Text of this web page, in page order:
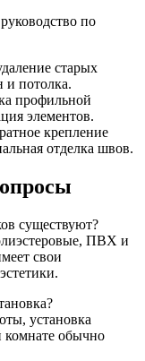
по
старых
и потолка.
профильной
элементов.
крепление
отделка швов.
существуют?
ПВХ и
свои
установка
комнате обычно